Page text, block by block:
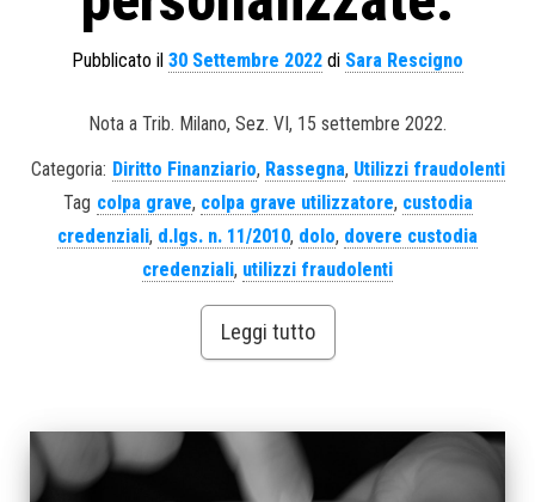
Pubblicato il 30 Settembre 2022 di Sara Rescigno
Nota a Trib. Milano, Sez. VI, 15 settembre 2022.
Categoria: Diritto Finanziario, Rassegna, Utilizzi fraudolenti
Tag colpa grave, colpa grave utilizzatore, custodia
credenziali, d.lgs. n. 11/2010, dolo, dovere custodia
credenziali, utilizzi fraudolenti
Leggi tutto